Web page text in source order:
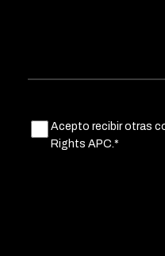
Untitled(Obligatorio)
Acepto recibir otras
Rights APC.*